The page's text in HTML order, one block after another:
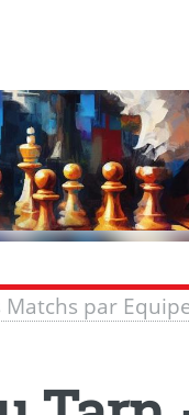
Matchs par